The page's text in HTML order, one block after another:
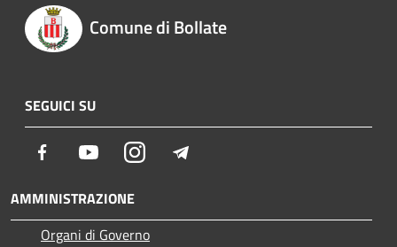
Comune di Bollate
SEGUICI SU
Facebook YoutubeInstagram
AMMINISTRAZIONE
Organi di Governo